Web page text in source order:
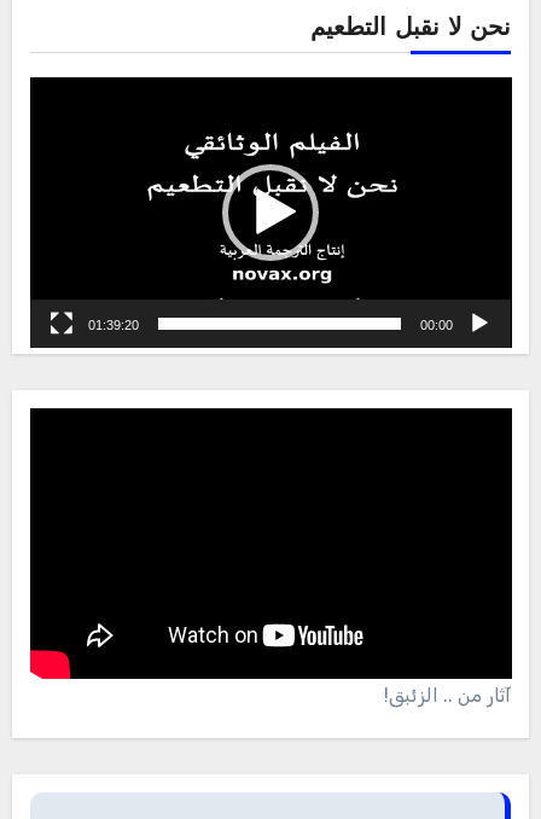
نحن لا نقبل التطعيم
00:00
01:39:20
آثار من .. الزئبق!